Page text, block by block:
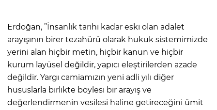
Erdoğan, ”İnsanlık tarihi kadar eski olan adalet
arayışının birer tezahürü olarak hukuk sistemimizde
yerini alan hiçbir metin, hiçbir kanun ve hiçbir
kurum layüsel değildir, yapıcı eleştirilerden azade
değildir. Yargı camiamızın yeni adli yılı diğer
hususlarla birlikte böylesi bir arayış ve
değerlendirmenin vesilesi haline getireceğini ümit